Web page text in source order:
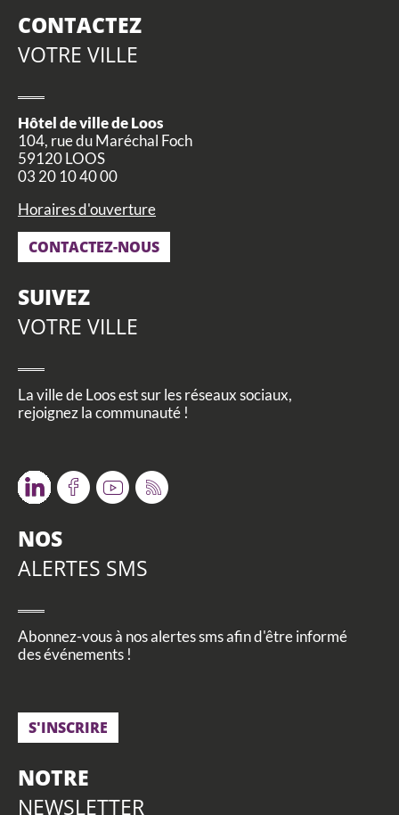
CONTACTEZ
VOTRE VILLE
Hôtel de ville de Loos
104, rue du Maréchal Foch
59120 LOOS
03 20 10 40 00
Horaires d'ouverture
CONTACTEZ-NOUS
SUIVEZ
VOTRE VILLE
La ville de Loos est sur les réseaux sociaux,
rejoignez la communauté !
TwitterFacebookYoutube
RSS
NOS
ALERTES SMS
Abonnez-vous à nos alertes sms afin d'être informé
des événements !
S'INSCRIRE
NOTRE
NEWSLETTER